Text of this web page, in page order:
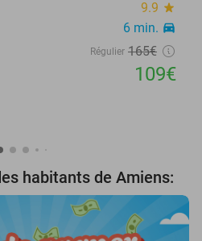
9.9 star
6 min. directions_car
Régulier 165€
109€
habitants de Amiens: